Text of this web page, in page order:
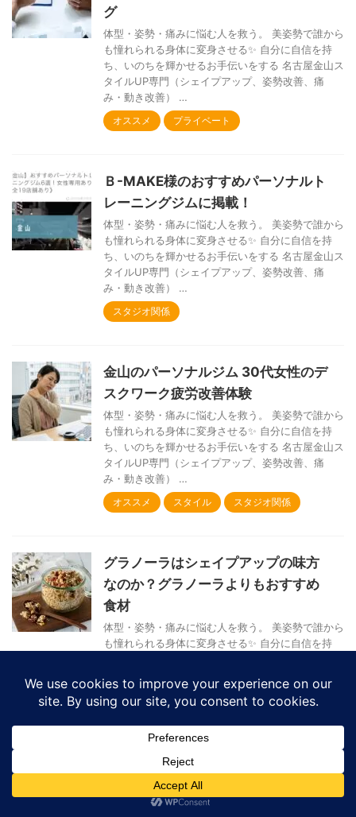
グ
体型・姿勢・痛みに悩む人を救う。 美姿勢で誰から
も憧れられる身体に変身させる✨ 自分に自信を持
ち、いのちを輝かせるお手伝いをする 名古屋金山ス
タイルUP専門（シェイプアップ、姿勢改善、痛
み・動き改善） …
オススメ プライベート
Ｂ-MAKE様のおすすめパーソナルト
レーニングジムに掲載！
体型・姿勢・痛みに悩む人を救う。 美姿勢で誰から
も憧れられる身体に変身させる✨ 自分に自信を持
ち、いのちを輝かせるお手伝いをする 名古屋金山ス
タイルUP専門（シェイプアップ、姿勢改善、痛
み・動き改善） …
スタジオ関係
金山のパーソナルジム 30代女性のデ
スクワーク疲労改善体験
体型・姿勢・痛みに悩む人を救う。 美姿勢で誰から
も憧れられる身体に変身させる✨ 自分に自信を持
ち、いのちを輝かせるお手伝いをする 名古屋金山ス
タイルUP専門（シェイプアップ、姿勢改善、痛
み・動き改善） …
オススメ スタイル スタジオ関係
グラノーラはシェイプアップの味方
なのか？グラノーラよりもおすすめ
食材
体型・姿勢・痛みに悩む人を救う。 美姿勢で誰から
も憧れられる身体に変身させる✨ 自分に自信を持
パ …
金山で姿勢とお腹改善ならsun-archパー